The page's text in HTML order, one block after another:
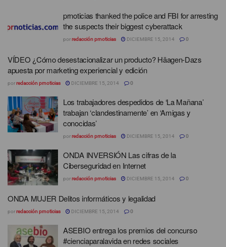
prnoticias thanked the police and FBI for arresting
the suspects their biggest cyberattack
porredacción prnoticias DICIEMBRE 15, 2014 0
VÍDEO ¿Cómo desestacionalizar un producto? Häagen-Dazs
apuesta por marketing experiencial y edición
porredacción prnoticias DICIEMBRE 15, 2014 0
Los trabajadores despedidos de ‘La Mañana’
trabajan ‘clandestinamente’ en ‘Amigas y
conocidas’
porredacción prnoticias DICIEMBRE 15, 2014 0
ONDA INVERSIÓN Las cifras de la
Ciberseguridad en Internet
porredacción prnoticias DICIEMBRE 15, 2014 0
ONDA MUJER Delitos informáticos y legalidad
porredacción prnoticias DICIEMBRE 15, 2014 0
ASEBIO entrega los premios del concurso
#cienciaparalavida en redes sociales